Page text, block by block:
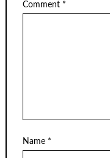
Comment *
Name *